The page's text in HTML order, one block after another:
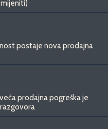
postaje nova prodajna
prodajna pogreška je